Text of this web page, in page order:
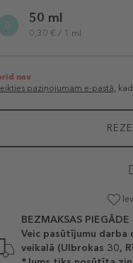
50 ml
0,30 € / 1 ml
nav
paziņojumam e-pastā,
BEZMAKSAS
Veic pasūtījumu darba
veikalā (Ulbrokas 30,